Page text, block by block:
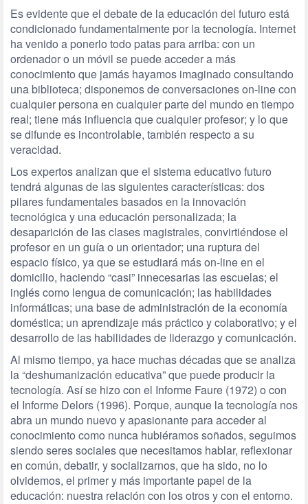
Es evidente que el debate de la educación del futuro está
condicionado fundamentalmente por la tecnología. Internet
ha venido a ponerlo todo patas para arriba: con un
ordenador o un móvil se puede acceder a más
conocimiento que jamás hayamos imaginado consultando
una biblioteca; disponemos de conversaciones on-line con
cualquier persona en cualquier parte del mundo en tiempo
real; tiene más influencia que cualquier profesor; y lo que
se difunde es incontrolable, también respecto a su
veracidad.
Los expertos analizan que el sistema educativo futuro
tendrá algunas de las siguientes características: dos
pilares fundamentales basados en la innovación
tecnológica y una educación personalizada; la
desaparición de las clases magistrales, convirtiéndose el
profesor en un guía o un orientador; una ruptura del
espacio físico, ya que se estudiará más on-line en el
domicilio, haciendo “casi” innecesarias las escuelas; el
inglés como lengua de comunicación; las habilidades
informáticas; una base de administración de la economía
doméstica; un aprendizaje más práctico y colaborativo; y el
desarrollo de las habilidades de liderazgo y comunicación.
Al mismo tiempo, ya hace muchas décadas que se analiza
la “deshumanización educativa” que puede producir la
tecnología. Así se hizo con el Informe Faure (1972) o con
el Informe Delors (1996). Porque, aunque la tecnología nos
abra un mundo nuevo y apasionante para acceder al
conocimiento como nunca hubiéramos soñados, seguimos
siendo seres sociales que necesitamos hablar, reflexionar
en común, debatir, y socializarnos, que ha sido, no lo
olvidemos, el primer y más importante papel de la
educación: nuestra relación con los otros y con el entorno.